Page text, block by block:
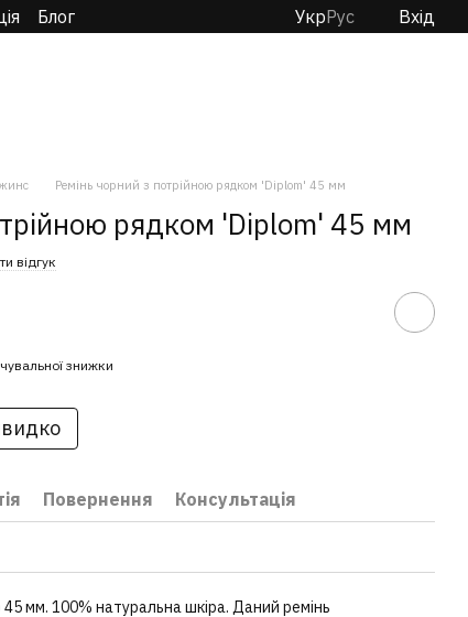
Блог УкрРус Вхід
Ремінь чорний з потрійною рядком 'Diplom' 45 мм
рядком 'Diplom' 45 мм
відгук
знижки
Повернення Консультація
мм. 100% натуральна шкіра. Даний ремінь